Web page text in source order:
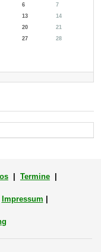
6
7
13
14
20
21
27
28
Termine
Impressum